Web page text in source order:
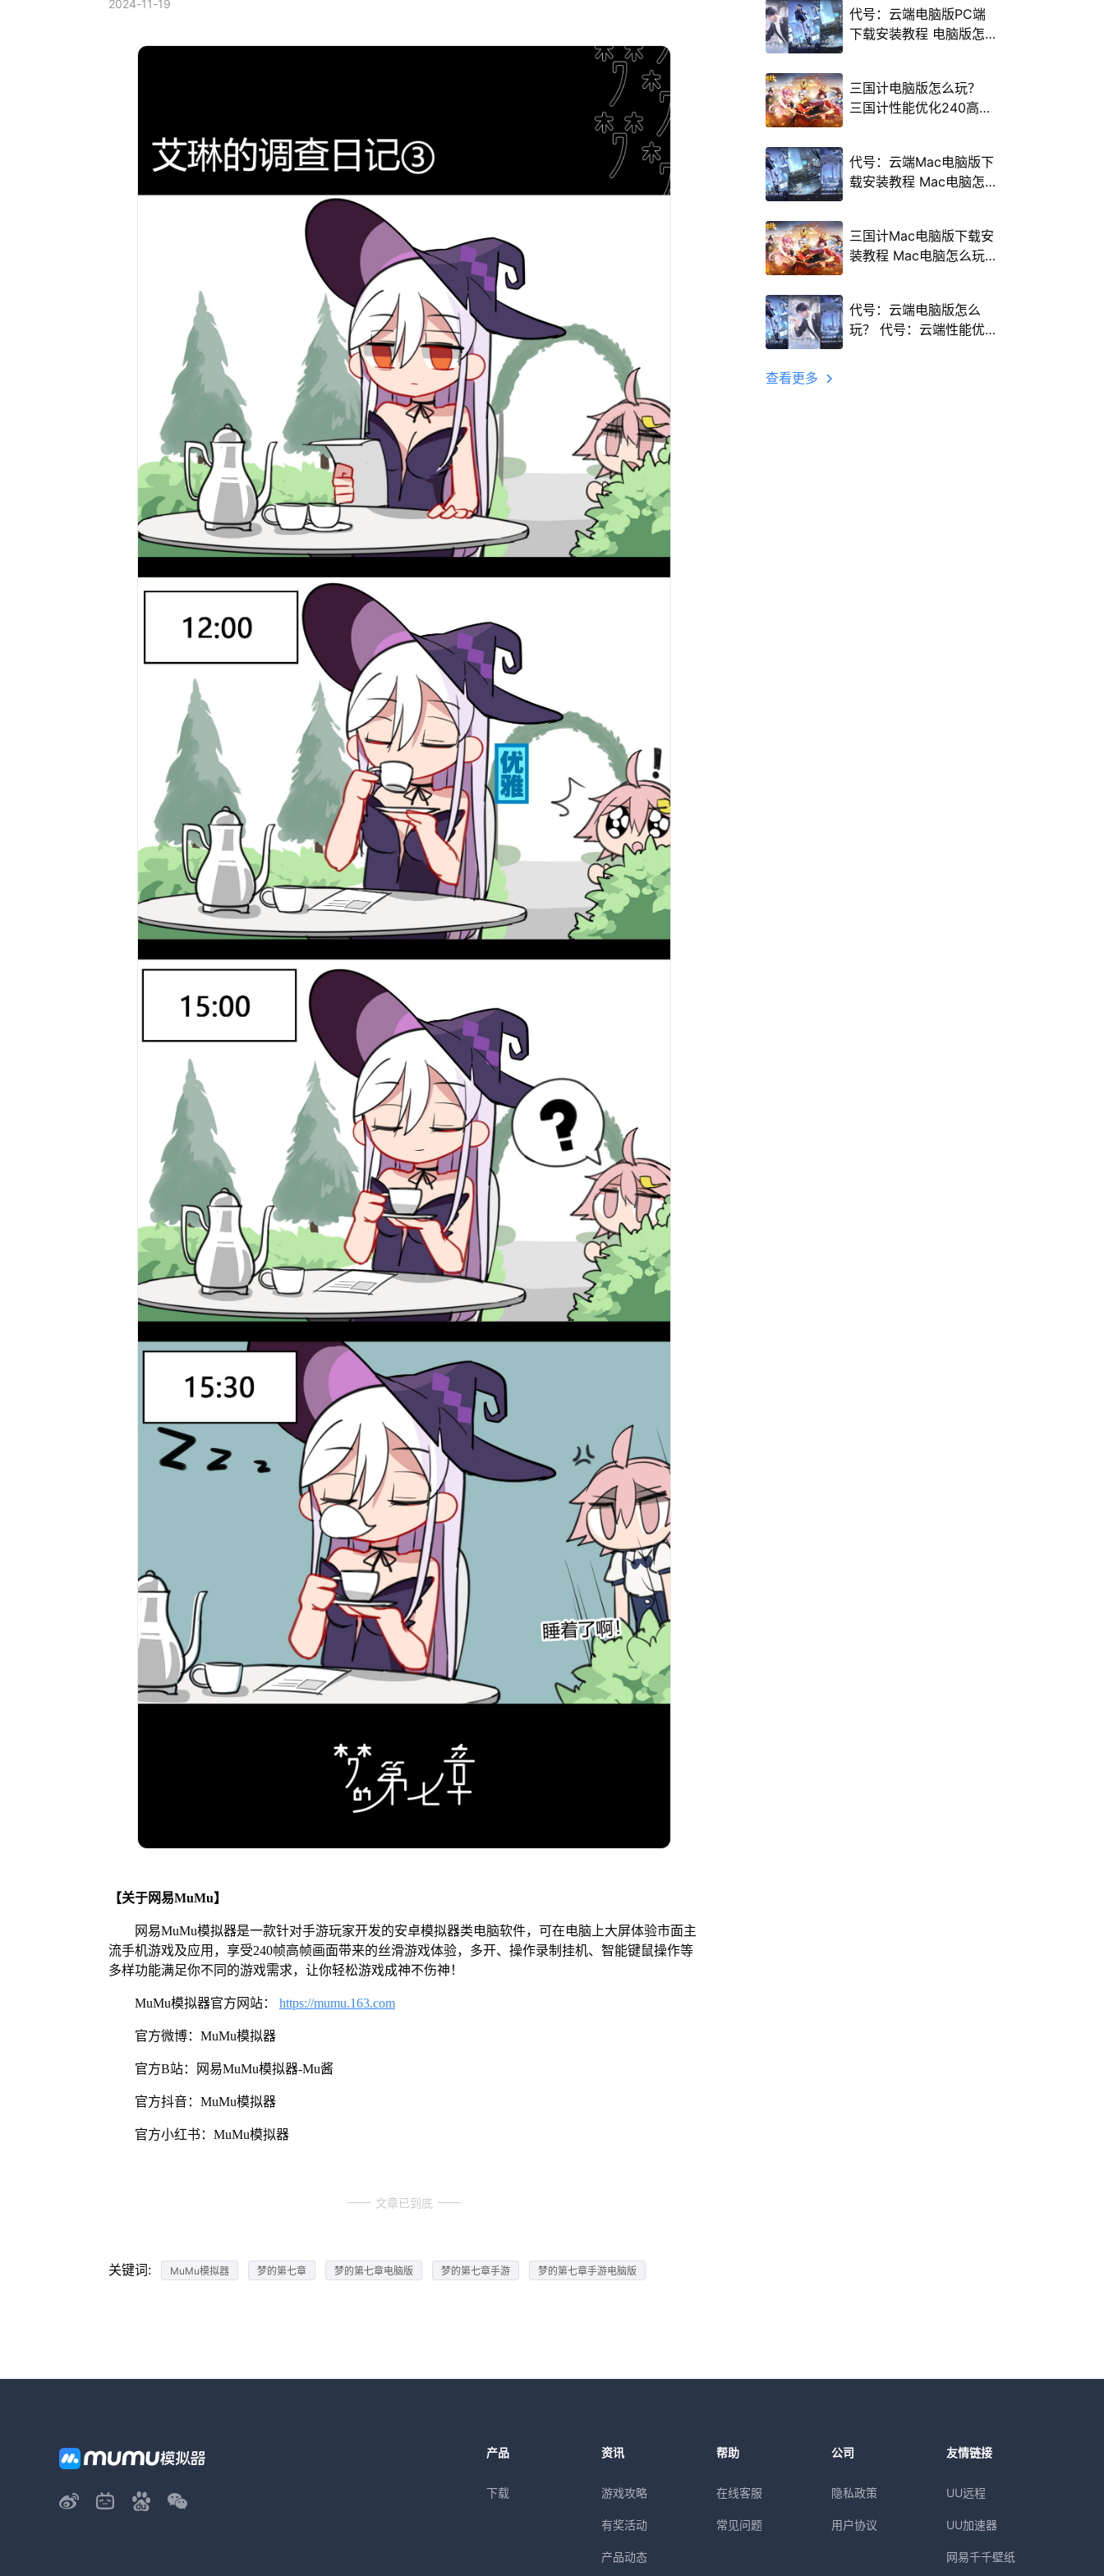
2024-11-19
【关于网易MuMu】
网易MuMu模拟器是一款针对手游玩家开发的安卓模拟器类电脑软件，可在电脑上大屏体验市面主
流手机游戏及应用，享受240帧高帧画面带来的丝滑游戏体验，多开、操作录制挂机、智能键鼠操作等
多样功能满足你不同的游戏需求，让你轻松游戏成神不伤神！
MuMu模拟器官方网站： https://mumu.163.com
官方微博：MuMu模拟器
官方B站：网易MuMu模拟器-Mu酱
官方抖音：MuMu模拟器
官方小红书：MuMu模拟器
文章已到底
关键词: MuMu模拟器 梦的第七章 梦的第七章电脑版 梦的第七章手游 梦的第七章手游电脑版
代号：云端电脑版PC端
下载安装教程 电脑版怎
三国计电脑版怎么玩？
三国计性能优化240高帧
代号：云端Mac电脑版下
载安装教程 Mac电脑怎
三国计Mac电脑版下载安
装教程 Mac电脑怎么玩
代号：云端电脑版怎么
玩？ 代号：云端性能优
查看更多
产品
下载
资讯
游戏攻略
有奖活动
产品动态
帮助
在线客服
常见问题
公司
隐私政策
用户协议
友情链接
UU远程
UU加速器
网易千千壁纸